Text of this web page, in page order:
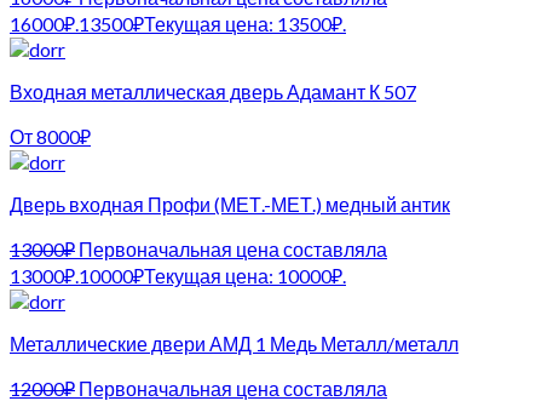
16000₽. 13500₽Текущая цена: 13500₽.
Входная металлическая дверь Адамант К 507
От8000₽
Дверь входная Профи (МЕТ.-МЕТ.) медный антик
13000₽ Первоначальная цена составляла
13000₽. 10000₽Текущая цена: 10000₽.
Металлические двери АМД 1 Медь Металл/металл
12000₽ Первоначальная цена составляла